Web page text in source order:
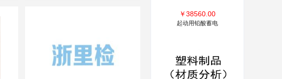
￥38560.00
起动用铅酸蓄电